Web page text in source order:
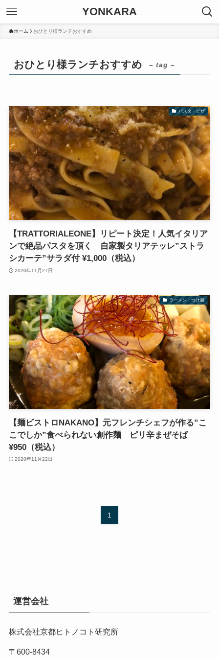
YONKARA
ホーム おひとり様ランチおすすめ
おひとり様ランチおすすめ – tag –
パスタ・ピザ
【TRATTORIALEONE】リピート決定！人気イタリア
ンで絶品パスタを頂く 自家製タリアテッレ”ストラ
シカーテ”サラダ付 ¥1,000（税込）
2020年11月27日
ラーメン・つけ麺
【麺ビストロNAKANO】元フレンチシェフが作る”こ
こでしか”食べられない創作麺 ピリ辛まぜそば
¥950（税込）
2020年11月22日
1
運営会社
株式会社京都ヒトノコト研究所
〒600-8434